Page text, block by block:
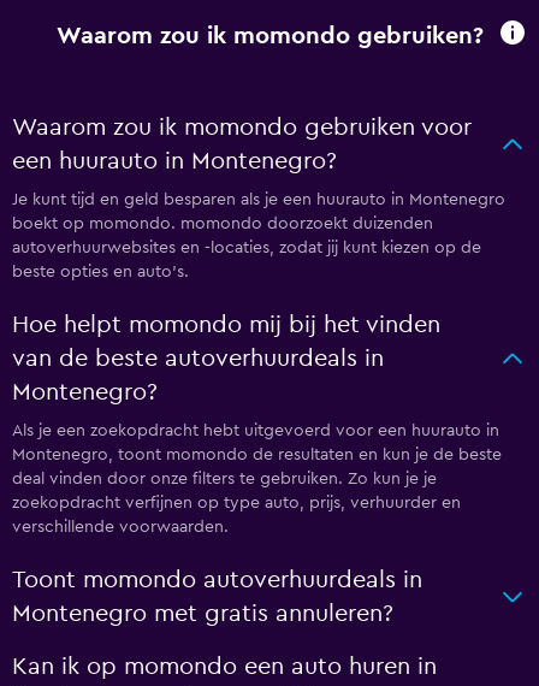
Waarom zou ik momondo gebruiken?
Waarom zou ik momondo gebruiken voor
een huurauto in Montenegro?
Je kunt tijd en geld besparen als je een huurauto in Montenegro
boekt op momondo. momondo doorzoekt duizenden
autoverhuurwebsites en -locaties, zodat jij kunt kiezen op de
beste opties en auto's.
Hoe helpt momondo mij bij het vinden
van de beste autoverhuurdeals in
Montenegro?
Als je een zoekopdracht hebt uitgevoerd voor een huurauto in
Montenegro, toont momondo de resultaten en kun je de beste
deal vinden door onze filters te gebruiken. Zo kun je je
zoekopdracht verfijnen op type auto, prijs, verhuurder en
verschillende voorwaarden.
Toont momondo autoverhuurdeals in
Montenegro met gratis annuleren?
Kan ik op momondo een auto huren in